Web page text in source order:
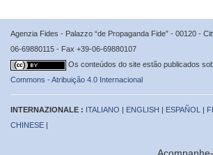
Agenzia Fides - Palazzo “de Propaganda Fide” - 00120 -
06-69880115 - Fax +39-06-69880107
Os conteúdos do site estão publicados
Commons - Atribuição 4.0 Internacional
INTERNAZIONALE : ITALIANO | ENGLISH | ESPAÑOL |
CHINESE |